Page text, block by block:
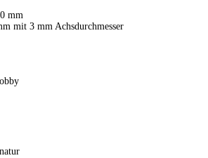
mm
mit 3 mm Achsdurchmesser